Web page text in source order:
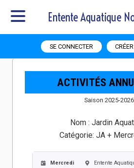
Entente Aquatique
SE CONNECTER
ACTIVITÉS
Saison 2025-2026
Nom : Jardin
Catégorie: JA +
Mercredi Entente Aquatique Nogent